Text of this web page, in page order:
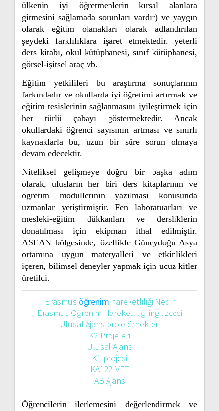
ülkenin iyi öğretmenlerin kırsal alanlara
gitmesini sağlamada sorunları vardır) ve yaygın
olarak eğitim olanakları olarak adlandırılan
şeydeki farklılıklara işaret etmektedir. yeterli
ders kitabı, okul kütüphanesi, sınıf kütüphanesi,
görsel-işitsel araç vb.
Eğitim yetkilileri bu araştırma sonuçlarının
farkındadır ve okullarda iyi öğretimi artırmak ve
eğitim tesislerinin sağlanmasını iyileştirmek için
her türlü çabayı göstermektedir. Ancak
okullardaki öğrenci sayısının artması ve sınırlı
kaynaklarla bu, uzun bir süre sorun olmaya
devam edecektir.
Niteliksel gelişmeye doğru bir başka adım
olarak, ulusların her biri ders kitaplarının ve
öğretim modüllerinin yazılması konusunda
uzmanlar yetiştirmiştir. Fen laboratuarları ve
mesleki-eğitim dükkanları ve dersliklerin
donatılması için ekipman ithal edilmiştir.
ASEAN bölgesinde, özellikle Güneydoğu Asya
ortamına uygun materyalleri ve etkinlikleri
içeren, bilimsel deneyler yapmak için ucuz kitler
üretildi.
Erasmus öğrenim hareketliliği Nedir
Erasmus Öğrenim Hareketliliği ingilizcesi
Ulusal Ajans proje örnekleri
K2 Projeleri
Ulusal Ajans
K1 projesi
KA122-VET
AB Ajans
Öğrencilerin ilerlemesini değerlendirmek ve